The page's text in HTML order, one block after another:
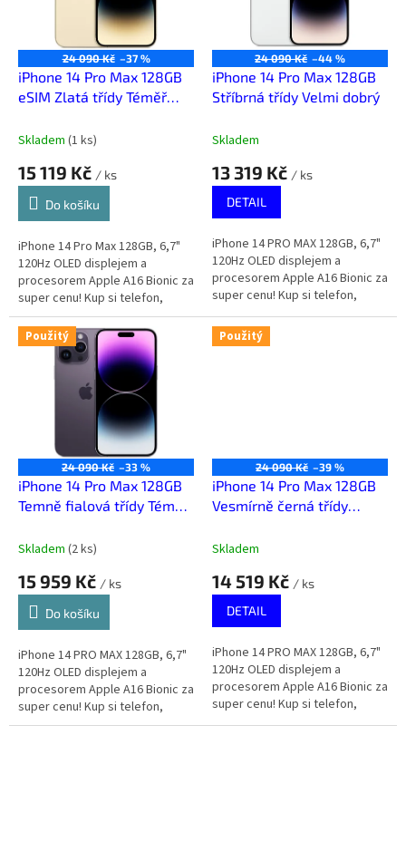
24 090 Kč –37 %
iPhone 14 Pro Max 128GB
eSIM Zlatá třídy Téměř
Skladem (1 ks)
15 119 Kč / ks
Do košíku
iPhone 14 Pro Max 128GB, 6,7"
120Hz OLED displejem a
procesorem Apple A16 Bionic za
super cenu! Kup si telefon,
který za málo peněz zahraje
spoustu muziky.
24 090 Kč –44 %
iPhone 14 Pro Max 128GB
Stříbrná třídy Velmi dobrý
Skladem
13 319 Kč / ks
DETAIL
iPhone 14 PRO MAX 128GB, 6,7"
120Hz OLED displejem a
procesorem Apple A16 Bionic za
super cenu! Kup si telefon,
který za málo peněz zahraje
spoustu muziky.
Použitý
24 090 Kč –33 %
iPhone 14 Pro Max 128GB
Temně fialová třídy Téměř
Skladem (2 ks)
15 959 Kč / ks
Do košíku
iPhone 14 PRO MAX 128GB, 6,7"
120Hz OLED displejem a
procesorem Apple A16 Bionic za
super cenu! Kup si telefon,
který za málo peněz zahraje
Použitý
24 090 Kč –39 %
iPhone 14 Pro Max 128GB
Vesmírně černá třídy
Skladem
14 519 Kč / ks
DETAIL
iPhone 14 PRO MAX 128GB, 6,7"
120Hz OLED displejem a
procesorem Apple A16 Bionic za
super cenu! Kup si telefon,
který za málo peněz zahraje